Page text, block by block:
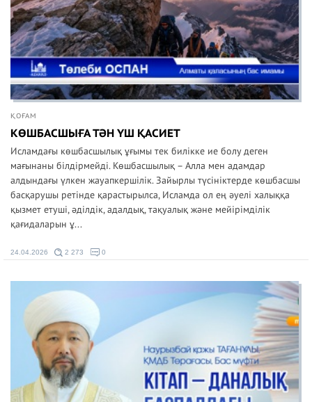
ҚОҒАМ
КӨШБАСШЫҒА ТӘН ҮШ ҚАСИЕТ
Исламдағы көшбасшылық ұғымы тек билікке ие болу деген
мағынаны білдірмейді. Көшбасшылық – Алла мен адамдар
алдындағы үлкен жауапкершілік. Зайырлы түсініктерде көшбасшы
басқарушы ретінде қарастырылса, Исламда ол ең әуелі халыққа
қызмет етуші, әділдік, адалдық, тақуалық және мейірімділік
қағидаларын ұ...
24.04.2026 2 273 0